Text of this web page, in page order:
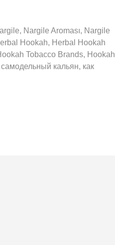
Nargile Aroması, Nargile
Hookah, Herbal Hookah
Tobacco Brands, Hookah
кальян, как